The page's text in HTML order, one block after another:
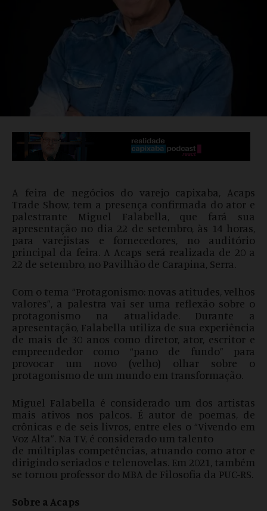
A feira de negócios do varejo capixaba, Acaps
Trade Show, tem a presença confirmada do ator e
palestrante Miguel Falabella, que fará sua
apresentação no dia 22 de setembro, às 14 horas,
para varejistas e fornecedores, no auditório
principal da feira. A Acaps será realizada de 20 a
22 de setembro, no Pavilhão de Carapina, Serra.
Com o tema “Protagonismo: novas atitudes, velhos
valores”, a palestra vai ser uma reflexão sobre o
protagonismo na atualidade. Durante a
apresentação, Falabella utiliza de sua experiência
de mais de 30 anos como diretor, ator, escritor e
empreendedor como “pano de fundo” para
provocar um novo (velho) olhar sobre o
protagonismo de um mundo em transformação.
Miguel Falabella é considerado um dos artistas
mais ativos nos palcos. É autor de poemas, de
crônicas e de seis livros, entre eles o “Vivendo em
Voz Alta”. Na TV, é considerado um talento
de múltiplas competências, atuando como ator e
dirigindo seriados e telenovelas. Em 2021, também
se tornou professor do MBA de Filosofia da PUC-RS.
Sobre a Acaps